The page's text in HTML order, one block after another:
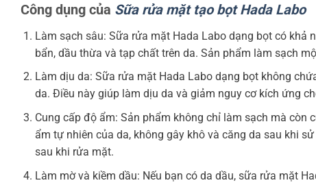
Công dụng của Sữa rửa mặt tạo bọt Hada Labo
Làm sạch sâu: Sữa rửa mặt Hada Labo dạng bọt có khả
bẩn, dầu thừa và tạp chất trên da. Sản phẩm làm sạch
Làm dịu da: Sữa rửa mặt Hada Labo dạng bọt không
da. Điều này giúp làm dịu da và giảm nguy cơ kích ứng
Cung cấp độ ẩm: Sản phẩm không chỉ làm sạch mà
ẩm tự nhiên của da, không gây khô và căng da sau khi
sau khi rửa mặt.
Làm mờ và kiềm dầu: Nếu bạn có da dầu, sữa rửa mặt